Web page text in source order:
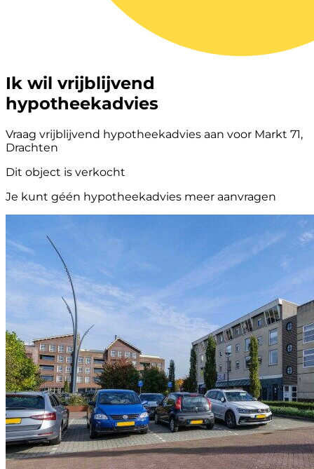
Ik wil vrijblijvend
hypotheekadvies
Vraag vrijblijvend hypotheekadvies aan voor Markt 71,
Drachten
Dit object is verkocht
Je kunt géén hypotheekadvies meer aanvragen